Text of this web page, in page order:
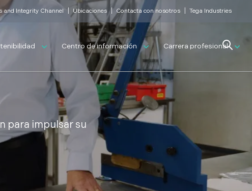
and Integrity Channel Ubicaciones | Contacta con nosotros Tega Industries
Centro de información Carrera profesionalSearch
para impulsar su